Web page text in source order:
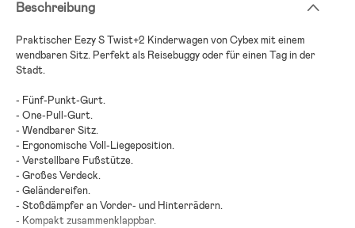
Beschreibung
Praktischer Eezy S Twist+2 Kinderwagen von Cybex mit einem
wendbaren Sitz. Perfekt als Reisebuggy oder für einen Tag in der
Stadt.
- Fünf-Punkt-Gurt.
- One-Pull-Gurt.
- Wendbarer Sitz.
- Ergonomische Voll-Liegeposition.
- Verstellbare Fußstütze.
- Großes Verdeck.
- Geländereifen.
- Stoßdämpfer an Vorder- und Hinterrädern.
- Kompakt zusammenklappbar.